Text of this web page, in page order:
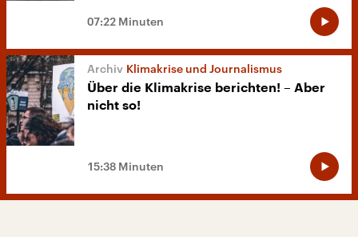
07:22 Minuten
Klimakrise und Journalismus
Über die Klimakrise berichten! – Aber
nicht so!
15:38 Minuten